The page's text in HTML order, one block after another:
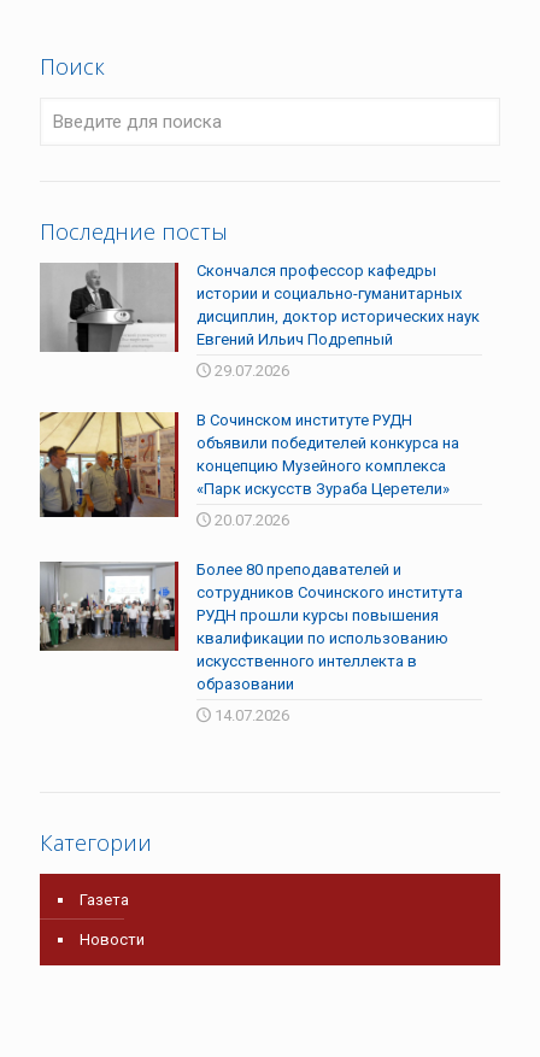
Поиск
Последние посты
Скончался профессор кафедры
истории и социально-гуманитарных
дисциплин, доктор исторических наук
Евгений Ильич Подрепный
29.07.2026
В Сочинском институте РУДН
объявили победителей конкурса на
концепцию Музейного комплекса
«Парк искусств Зураба Церетели»
20.07.2026
Более 80 преподавателей и
сотрудников Сочинского института
РУДН прошли курсы повышения
квалификации по использованию
искусственного интеллекта в
образовании
14.07.2026
Категории
Газета
Новости